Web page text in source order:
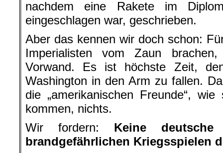
nachdem eine Rakete im
eingeschlagen war, geschrieben.
Aber das kennen wir doch schon:
Imperialisten vom Zaun
Vorwand. Es ist höchste Zeit,
Washington in den Arm zu fallen.
die „amerikanischen Freunde“,
kommen, nichts.
Wir fordern: Keine
brandgefährlichen Kriegsspielen